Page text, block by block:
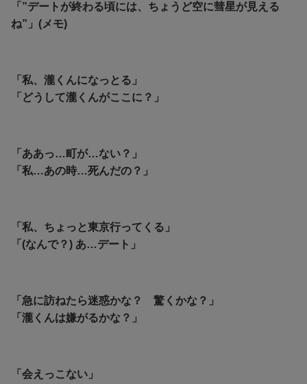
「”デートが終わる頃には、ちょうど空に彗星が見える
ね”」(メモ)
「私、瀧くんになっとる」
「どうして瀧くんがここに？」
「ああっ…町が…ない？」
「私…あの時…死んだの？」
「私、ちょっと東京行ってくる」
「(なんで？) あ…デート」
「急に訪ねたら迷惑かな？ 驚くかな？」
「瀧くんは嫌がるかな？」
「会えっこない」